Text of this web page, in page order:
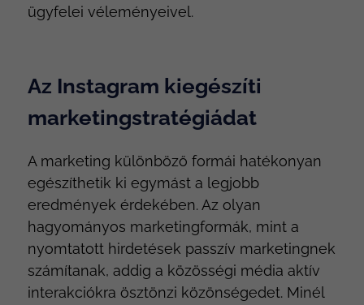
ügyfelei véleményeivel.
Az Instagram kiegészíti
marketingstratégiádat
A marketing különböző formái hatékonyan
egészíthetik ki egymást a legjobb
eredmények érdekében. Az olyan
hagyományos marketingformák, mint a
nyomtatott hirdetések passzív marketingnek
számítanak, addig a közösségi média aktív
interakciókra ösztönzi közönségedet. Minél